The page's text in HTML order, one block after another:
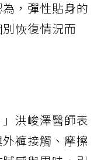
，彈性貼身的
恢復情況而
洪峻澤醫師表
褲接觸、摩擦